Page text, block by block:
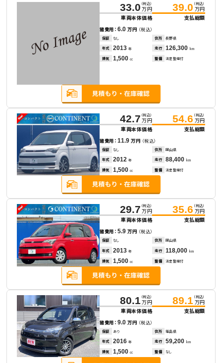
33.0 （税込）
万円
車両本体価格
39.0 （税込）
万円
支払総額
諸費用：6.0万円 （税込）
保証 なし 住所 長野県
年式 2013 年 走行 126,300 km
排気 1,500 cc 整備 法定整備付
42.7 （税込）
万円
車両本体価格
54.6 （税込）
万円
支払総額
諸費用：11.9万円 （税込）
保証 なし 住所 岡山県
年式 2012 年 走行 88,400 km
排気 1,500 cc 整備 法定整備付
29.7 （税込）
万円
車両本体価格
35.6 （税込）
万円
支払総額
諸費用：5.9万円 （税込）
保証 なし 住所 岡山県
年式 2013 年 走行 118,000 km
排気 1,500 cc 整備 法定整備付
80.1 （税込）
万円
車両本体価格
89.1 （税込）
万円
支払総額
諸費用：9.0万円 （税込）
保証 あり 住所 福島県
年式 2016 年 走行 59,200 km
排気 1,500 cc 整備 なし